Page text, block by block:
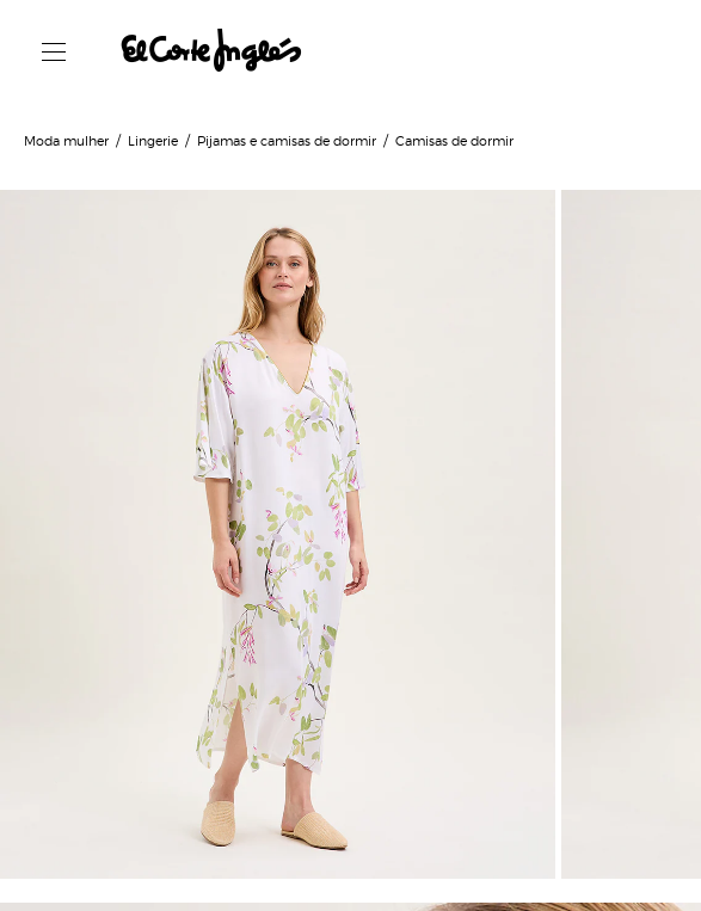
Moda mulher Lingerie Pijamas e camisas de dormir Camisas de dormir